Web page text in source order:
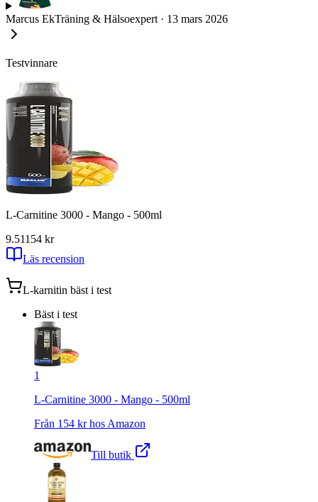
Marcus EkTräning & Hälsoexpert · 13 mars 2026
Testvinnare
L-Carnitine 3000 - Mango - 500ml
9.51154 kr
Läs recension
L-karnitin bäst i test
Bäst i test
1
L-Carnitine 3000 - Mango - 500ml
Från 154 kr hos Amazon
Till butik